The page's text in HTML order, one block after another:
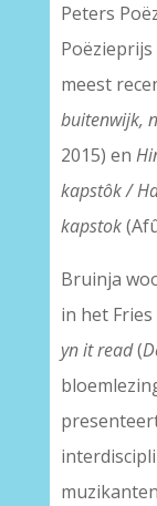
Peters
meest
buitenwijk,
2015) en
kapstôk /
kapstok
Bruinja
in het
yn it read(